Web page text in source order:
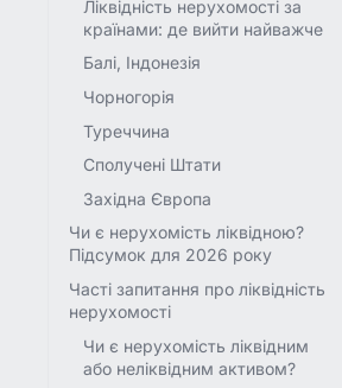
Ліквідність нерухомості за
країнами: де вийти найважче
Балі, Індонезія
Чорногорія‍
Туреччина
Сполучені Штати
Західна Європа
Чи є нерухомість ліквідною?
Підсумок для 2026 року
Часті запитання про ліквідність
нерухомості
Чи є нерухомість ліквідним
або неліквідним активом?